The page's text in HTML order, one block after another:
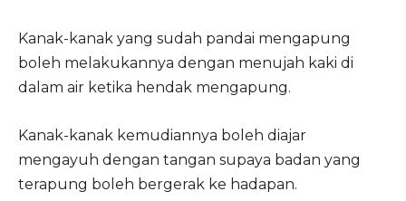
Kanak-kanak yang sudah pandai mengapung
boleh melakukannya dengan menujah kaki di
dalam air ketika hendak mengapung.
Kanak-kanak kemudiannya boleh diajar
mengayuh dengan tangan supaya badan yang
terapung boleh bergerak ke hadapan.